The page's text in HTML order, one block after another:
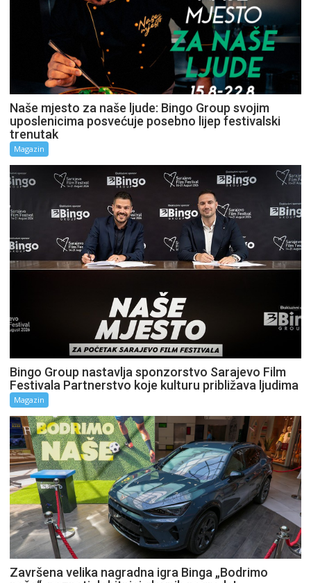
Naše mjesto za naše ljude: Bingo Group svojim
uposlenicima posvećuje posebno lijep festivalski
trenutak
Magazin
Bingo Group nastavlja sponzorstvo Sarajevo Film
Festivala Partnerstvo koje kulturu približava ljudima
Magazin
Završena velika nagradna igra Binga „Bodrimo